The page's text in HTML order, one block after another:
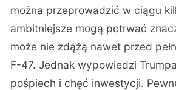
można przeprowadzić w ciągu
ambitniejsze mogą potrwać
może nie zdążą nawet przed
F-47. Jednak wypowiedzi
pośpiech i chęć inwestycji.